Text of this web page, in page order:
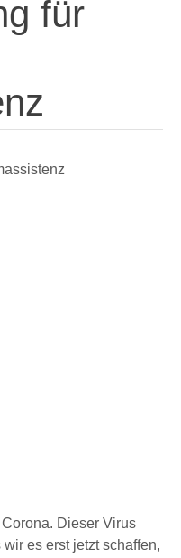
für
Dieser Virus
es erst jetzt schaffen,